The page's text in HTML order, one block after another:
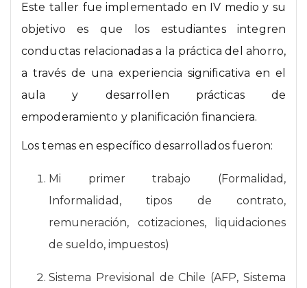
Este taller fue implementado en IV medio y su
objetivo es que los estudiantes integren
conductas relacionadas a la práctica del ahorro,
a través de una experiencia significativa en el
aula y desarrollen prácticas de
empoderamiento y planificación financiera.
Los temas en específico desarrollados fueron:
Mi primer trabajo (Formalidad,
Informalidad, tipos de contrato,
remuneración, cotizaciones, liquidaciones
de sueldo, impuestos)
Sistema Previsional de Chile (AFP, Sistema